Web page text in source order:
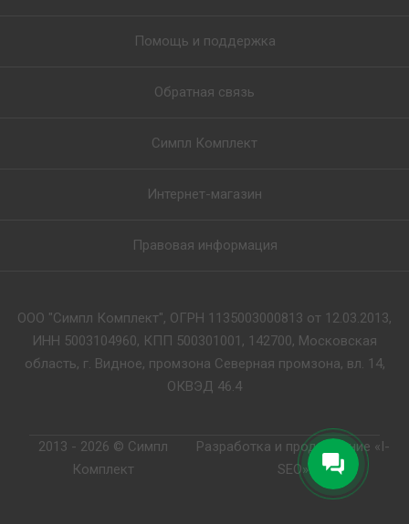
Помощь и поддержка
Обратная связь
Симпл Комплект
Интернет-магазин
Правовая информация
ООО "Симпл Комплект", ОГРН 1135003000813 от 12.03.2013,
ИНН 5003104960, КПП 500301001, 142700, Московская
область, г. Видное, промзона Северная промзона, вл. 14,
ОКВЭД 46.4
2013 - 2026 © Симпл
Комплект
Разработка и продвижение «I-
SEO»